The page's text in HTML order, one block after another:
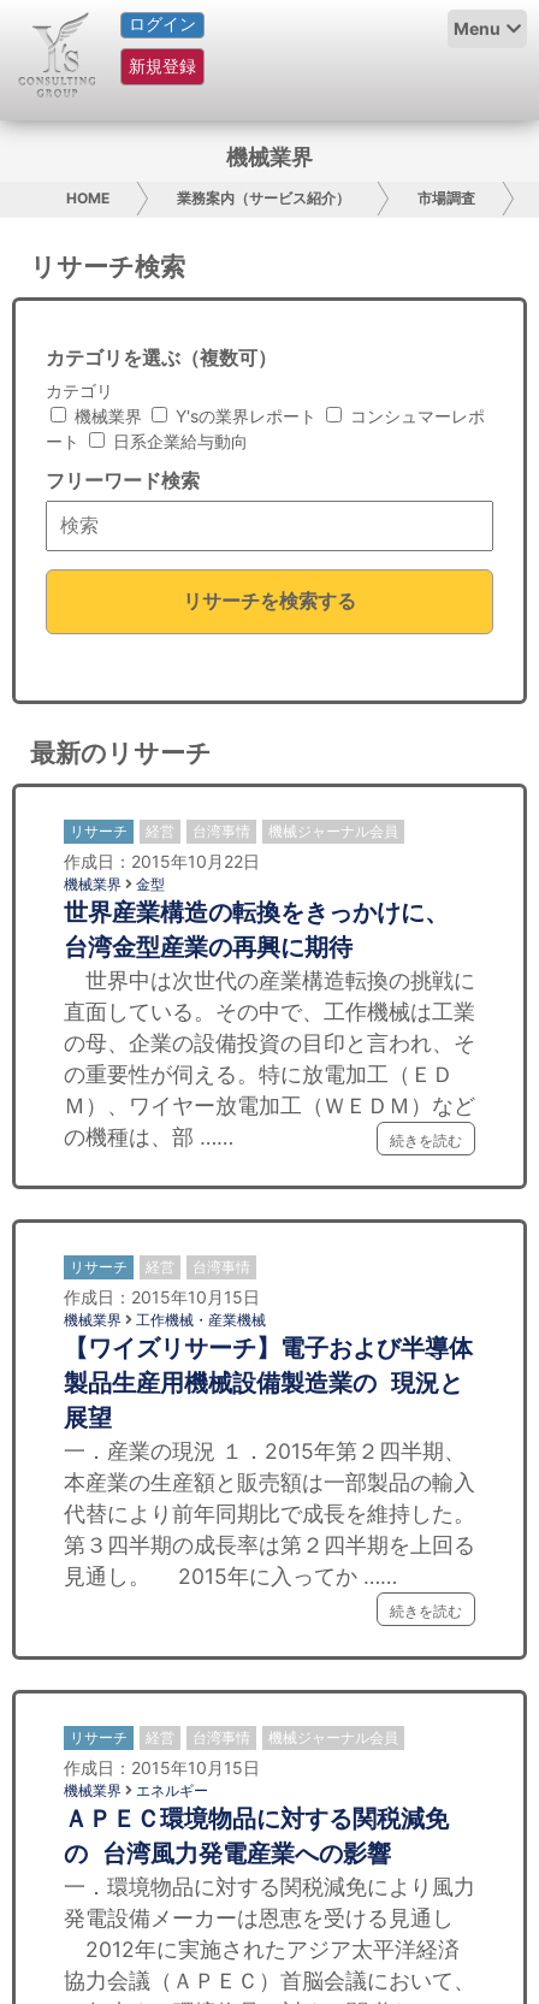
ログイン
新規登録
Menu
HOME
サービス紹介
グループ概要
採用情報
日本人にPR
コンサルティング
リサーチ
セミナー
機械業界
HOME 業務案内（サービス紹介） 市場調査
リサーチ検索
カテゴリを選ぶ（複数可）
カテゴリ
機械業界
Y'sの業界レポート
コンシュマーレポ
ート
日系企業給与動向
フリーワード検索
リサーチを検索する
最新のリサーチ
リサーチ 経営 台湾事情 機械ジャーナル会員
作成日：2015年10月22日
機械業界 金型
世界産業構造の転換をきっかけに、
台湾金型産業の再興に期待
世界中は次世代の産業構造転換の挑戦に
直面している。その中で、工作機械は工業
の母、企業の設備投資の目印と言われ、そ
の重要性が伺える。特に放電加工（ＥＤ
Ｍ）、ワイヤー放電加工（ＷＥＤＭ）など
の機種は、部 ……
続きを読む
リサーチ 経営 台湾事情
作成日：2015年10月15日
機械業界 工作機械・産業機械
【ワイズリサーチ】電子および半導体
製品生産用機械設備製造業の 現況と
展望
一．産業の現況 １．2015年第２四半期、
本産業の生産額と販売額は一部製品の輸入
代替により前年同期比で成長を維持した。
第３四半期の成長率は第２四半期を上回る
見通し。 2015年に入ってか ……
続きを読む
リサーチ 経営 台湾事情 機械ジャーナル会員
作成日：2015年10月15日
機械業界 エネルギー
ＡＰＥＣ環境物品に対する関税減免
の 台湾風力発電産業への影響
一．環境物品に対する関税減免により風力
発電設備メーカーは恩恵を受ける見通し
2012年に実施されたアジア太平洋経済
協力会議（ＡＰＥＣ）首脳会議において、